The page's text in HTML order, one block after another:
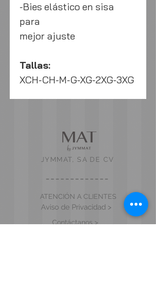
-Bies elástico en sisa
para
mejor ajuste
Tallas:
XCH-CH-M-G-XG-2XG-3XG
ATENCIÓN A CLIENTES
JYMMAT, SA DE CV
Aviso de Privacidad >
Contáctanos >